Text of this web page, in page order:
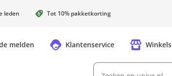
leden Tot 10% pakketkorting
melden Klantenservice Winkels
Zoeken op unive.nl